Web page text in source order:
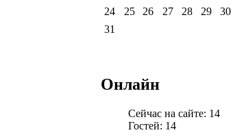
24
25 26 27 28 29
30
31
Онлайн
Сейчас на сайте: 14
Гостей: 14